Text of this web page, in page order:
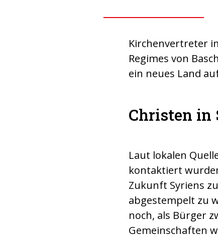
Kirchenvertreter
Regimes von
ein neues Land
Christen in
Laut lokalen
kontaktiert
Zukunft Syriens
abgestempelt zu
noch, als Bürger
Gemeinschaften